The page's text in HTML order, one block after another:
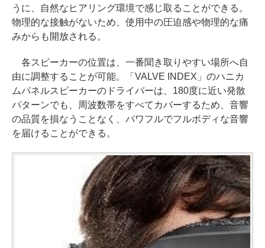
うに、自然なヒアリング環境で感じ取ることができる。
物理的な接触がないため、使用中の圧迫感や物理的な痛
みからも開放される。
各スピーカーの位置は、一番聞き取りやすい場所へ自
由に調整することが可能。「VALVE INDEX」のハニカ
ムパネルスピーカーのドライバーは、180度に近い発散
パターンでも、周波数帯をすべてカバーするため、音響
の品質を損なうことなく、パワフルでフルボディな音響
を届けることができる。